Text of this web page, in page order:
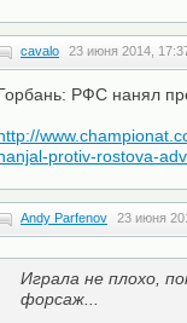
cavalo 23 июня 2014,
Горбань: РФС нанял
http://
protiv-rostova-
Andy Parfenov 23 июня
Играла не плохо,
форсаж...